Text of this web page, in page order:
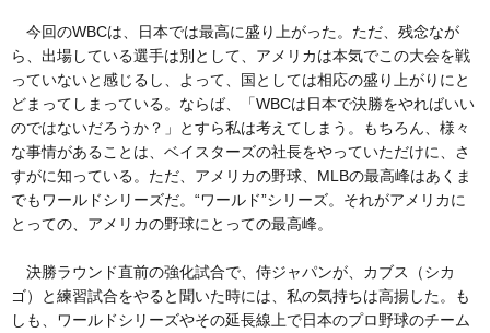
今回のWBCは、日本では最高に盛り上がった。ただ、残念なが
ら、出場している選手は別として、アメリカは本気でこの大会を戦
っていないと感じるし、よって、国としては相応の盛り上がりにと
どまってしまっている。ならば、「WBCは日本で決勝をやればいい
のではないだろうか？」とすら私は考えてしまう。もちろん、様々
な事情があることは、ベイスターズの社長をやっていただけに、さ
すがに知っている。ただ、アメリカの野球、MLBの最高峰はあくま
でもワールドシリーズだ。“ワールド”シリーズ。それがアメリカに
とっての、アメリカの野球にとっての最高峰。
決勝ラウンド直前の強化試合で、侍ジャパンが、カブス（シカ
ゴ）と練習試合をやると聞いた時には、私の気持ちは高揚した。も
しも、ワールドシリーズやその延長線上で日本のプロ野球のチーム